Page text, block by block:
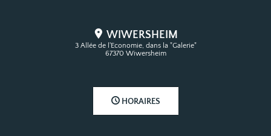
WIWERSHEIM
3 Allée de l'Economie, dans la "Galerie"
67370 Wiwersheim
HORAIRES